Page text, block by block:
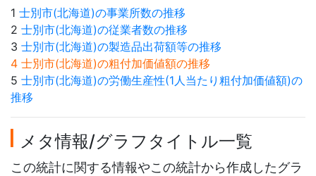
1 士別市(北海道)の事業所数の推移
2 士別市(北海道)の従業者数の推移
3 士別市(北海道)の製造品出荷額等の推移
4 士別市(北海道)の粗付加価値額の推移
5 士別市(北海道)の労働生産性(1人当たり粗付加価値額)の
推移
メタ情報/グラフタイトル一覧
この統計に関する情報やこの統計から作成したグラ